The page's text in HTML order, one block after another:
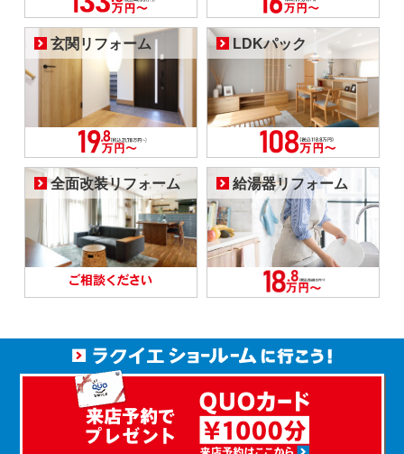
玄関リフォーム LDKパック
全面改装リフォーム 給湯器リフォーム